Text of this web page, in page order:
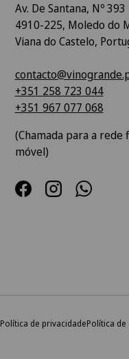
Av. De Santana, Nº 393
4910-225, Moledo do
Viana do Castelo,
+351 258 723 044
+351 967 077 068
(Chamada para a rede
móvel)
FacebookInstagramWhatsApp
Política de privacidadePolítica de